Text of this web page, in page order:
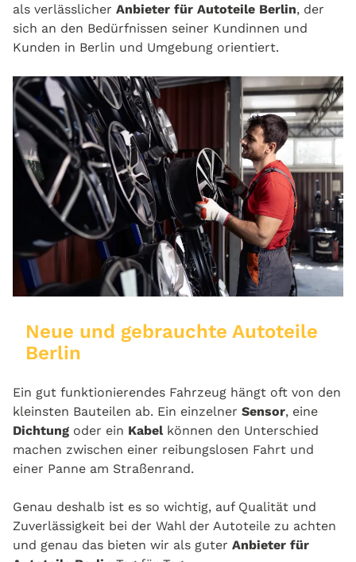
als verlässlicher Anbieter für Autoteile Berlin, der
sich an den Bedürfnissen seiner Kundinnen und
Kunden in Berlin und Umgebung orientiert.
Neue und gebrauchte Autoteile
Berlin
Ein gut funktionierendes Fahrzeug hängt oft von den
kleinsten Bauteilen ab. Ein einzelner Sensor, eine
Dichtung oder ein Kabel können den Unterschied
machen zwischen einer reibungslosen Fahrt und
einer Panne am Straßenrand.
Genau deshalb ist es so wichtig, auf Qualität und
Zuverlässigkeit bei der Wahl der Autoteile zu achten
und genau das bieten wir als guter Anbieter für